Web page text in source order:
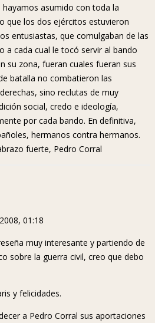
asumido con toda la
que los dos ejércitos estuvieron
entusiastas, que comulgaban de las
a cada cual le tocó servir al bando
su zona, fueran cuales fueran sus
batalla no combatieron las
sino reclutas de muy
social, credo e ideología,
por cada bando. En definitiva,
hermanos contra hermanos.
fuerte, Pedro Corral
01:18
muy interesante y partiendo de
sobre la guerra civil, creo que debo
y felicidades.
a Pedro Corral sus aportaciones